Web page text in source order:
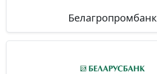
Белагропромбанк